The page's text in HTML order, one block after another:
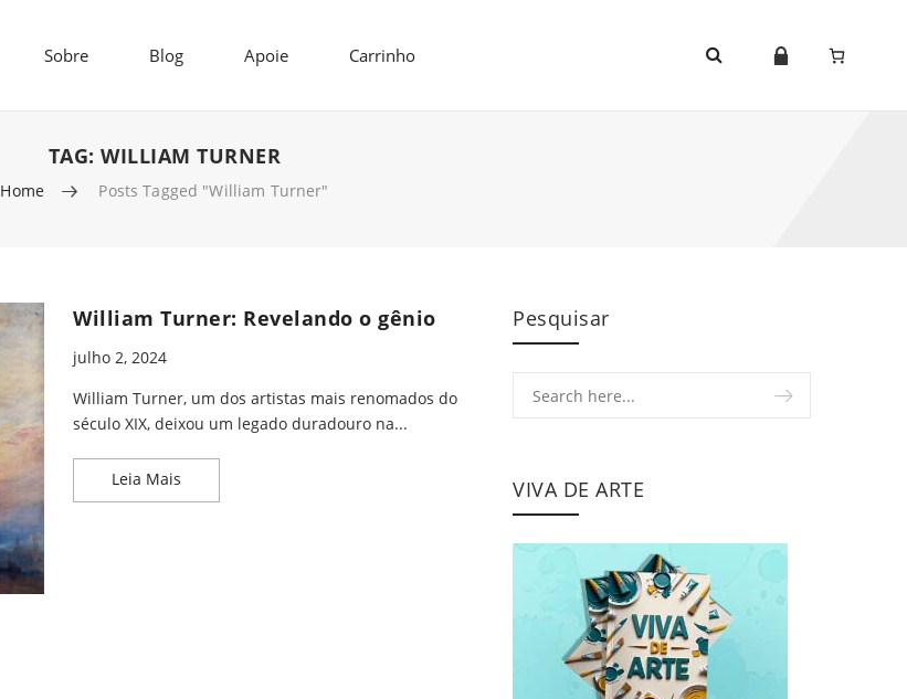
Sobre Blog Apoie Carrinho
TAG:WILLIAM TURNER
Home Posts Tagged "William Turner"
William Turner: Revelando o gênio
julho 2, 2024
William Turner, um dos artistas mais renomados do
século XIX, deixou um legado duradouro na...
Leia Mais
Pesquisar
VIVA DE ARTE